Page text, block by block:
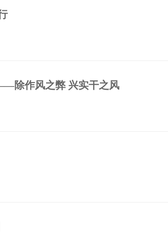
除作风之弊 兴实干之风